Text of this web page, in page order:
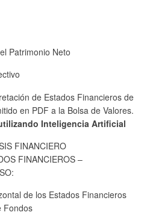
Patrimonio Neto
de Estados Financieros de
en PDF a la Bolsa de Valores.
Inteligencia Artificial
FINANCIERO
FINANCIEROS –
de los Estados Financieros
Fondos